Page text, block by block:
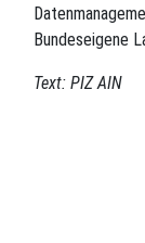
Bundeseigene
Text: PIZ AIN